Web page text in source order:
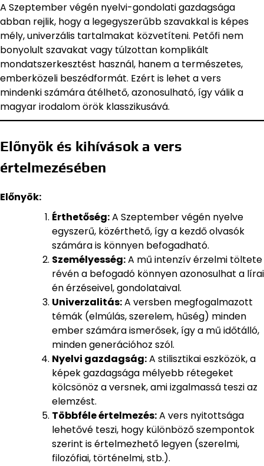
A Szeptember végén nyelvi-gondolati gazdagsága
abban rejlik, hogy a legegyszerűbb szavakkal is képes
mély, univerzális tartalmakat közvetíteni. Petőfi nem
bonyolult szavakat vagy túlzottan komplikált
mondatszerkesztést használ, hanem a természetes,
emberközeli beszédformát. Ezért is lehet a vers
mindenki számára átélhető, azonosulható, így válik a
magyar irodalom örök klasszikusává.
Előnyök és kihívások a vers
értelmezésében
Előnyök:
Érthetőség:A Szeptember végén nyelve
egyszerű, közérthető, így a kezdő olvasók
számára is könnyen befogadható.
Személyesség:A mű intenzív érzelmi töltete
révén a befogadó könnyen azonosulhat a lírai
én érzéseivel, gondolataival.
Univerzalitás:A versben megfogalmazott
témák (elmúlás, szerelem, hűség) minden
ember számára ismerősek, így a mű időtálló,
minden generációhoz szól.
Nyelvi gazdagság:A stilisztikai eszközök, a
képek gazdagsága mélyebb rétegeket
kölcsönöz a versnek, ami izgalmassá teszi az
elemzést.
Többféle értelmezés:A vers nyitottsága
lehetővé teszi, hogy különböző szempontok
szerint is értelmezhető legyen (szerelmi,
filozófiai, történelmi, stb.).